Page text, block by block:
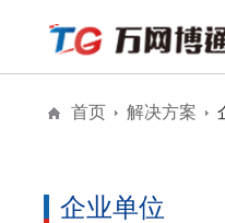
解决方案
首页 解决方案
企业单位